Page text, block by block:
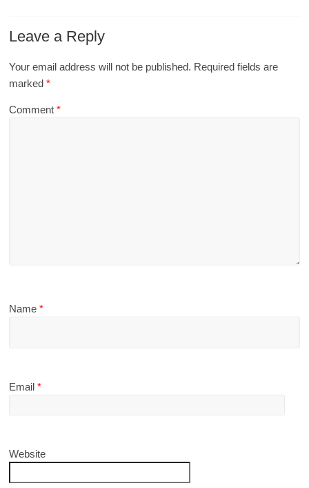
Leave a Reply
Your email address will not be published. Required fields are
marked*
Comment*
Name*
Email*
Website